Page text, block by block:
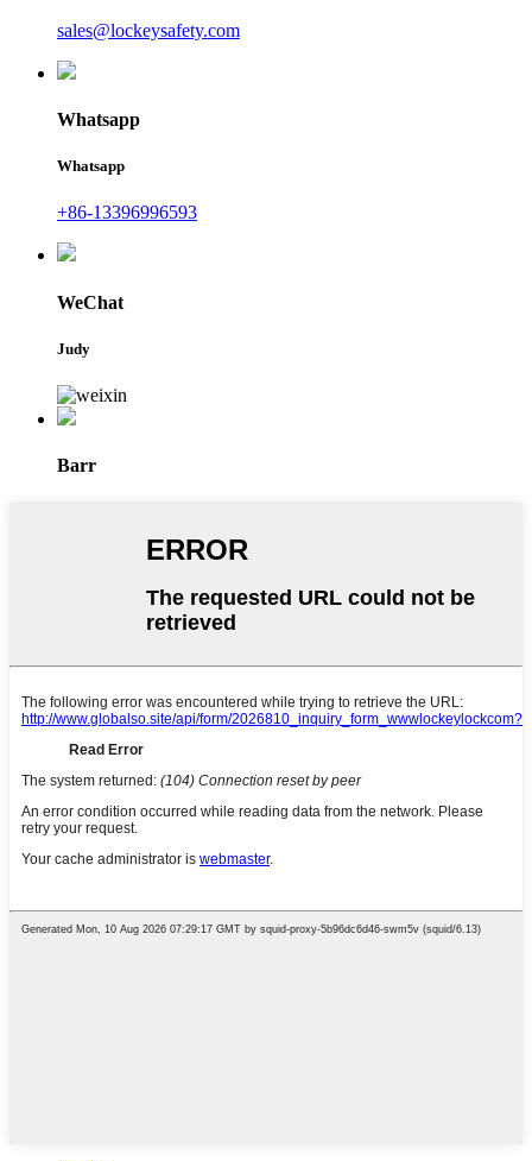
sales@lockeysafety.com
Whatsapp
Whatsapp
+86-13396996593
WeChat
Judy
Barr